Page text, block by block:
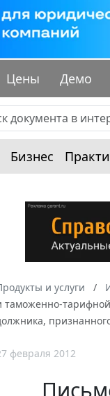
Цены Демо
Бизнес
и услуги
таможенно-
февраля 2012